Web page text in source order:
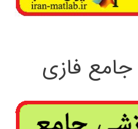
فازی